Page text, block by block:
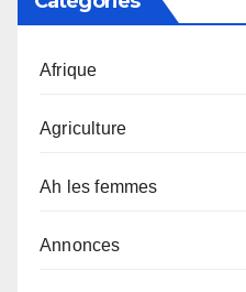
Afrique
Agriculture
Ah les femmes
Annonces